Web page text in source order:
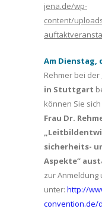
jena.de/wp-
content/
Am Dienstag,
Rehmer bei der
in Stuttgart
können Sie
Frau Dr.
„
sicherheits-
Aspekte“
zur Anmeldung
unter: http://
convention.de/